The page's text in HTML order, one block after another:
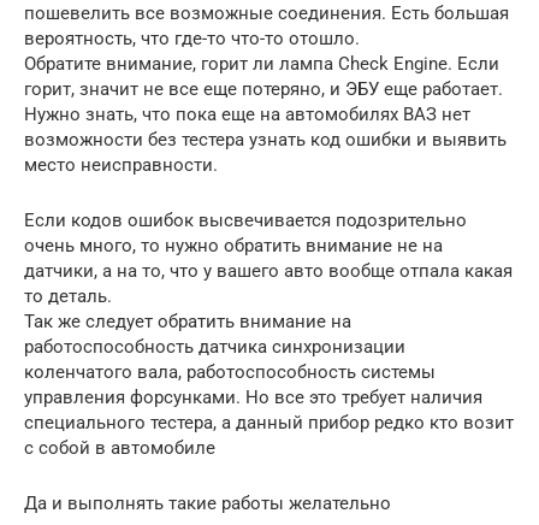
пошевелить все возможные соединения. Есть большая
вероятность, что где-то что-то отошло.
Обратите внимание, горит ли лампа Check Engine. Если
горит, значит не все еще потеряно, и ЭБУ еще работает.
Нужно знать, что пока еще на автомобилях ВАЗ нет
возможности без тестера узнать код ошибки и выявить
место неисправности.
Если кодов ошибок высвечивается подозрительно
очень много, то нужно обратить внимание не на
датчики, а на то, что у вашего авто вообще отпала какая
то деталь.
Так же следует обратить внимание на
работоспособность датчика синхронизации
коленчатого вала, работоспособность системы
управления форсунками. Но все это требует наличия
специального тестера, а данный прибор редко кто возит
с собой в автомобиле
Да и выполнять такие работы желательно